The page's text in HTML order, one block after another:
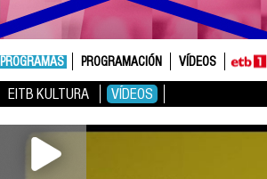
PROGRAMAS PROGRAMACIÓN VÍDEOS
EITB KULTURA VÍDEOS